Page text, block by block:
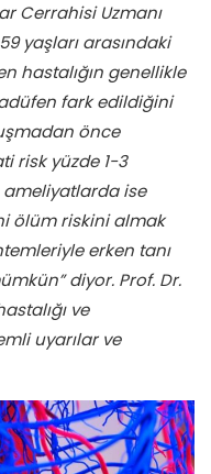
Cerrahisi Uzmanı
yaşları arasındaki
hastalığın genellikle
fark edildiğini
önce
risk yüzde 1-3
ameliyatlarda ise
ölüm riskini almak
erken tanı
diyor. Prof. Dr.
ve
uyarılar ve